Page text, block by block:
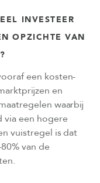
INVESTEER
OPZICHTE VAN
een kosten-
en
waarbij
een hogere
vuistregel is dat
van de